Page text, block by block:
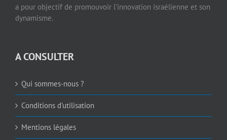
a pour objectif de promouvoir l’innovation israélienne et son
dynamisme.
A CONSULTER
Qui sommes-nous ?
Conditions d’utilisation
Mentions légales